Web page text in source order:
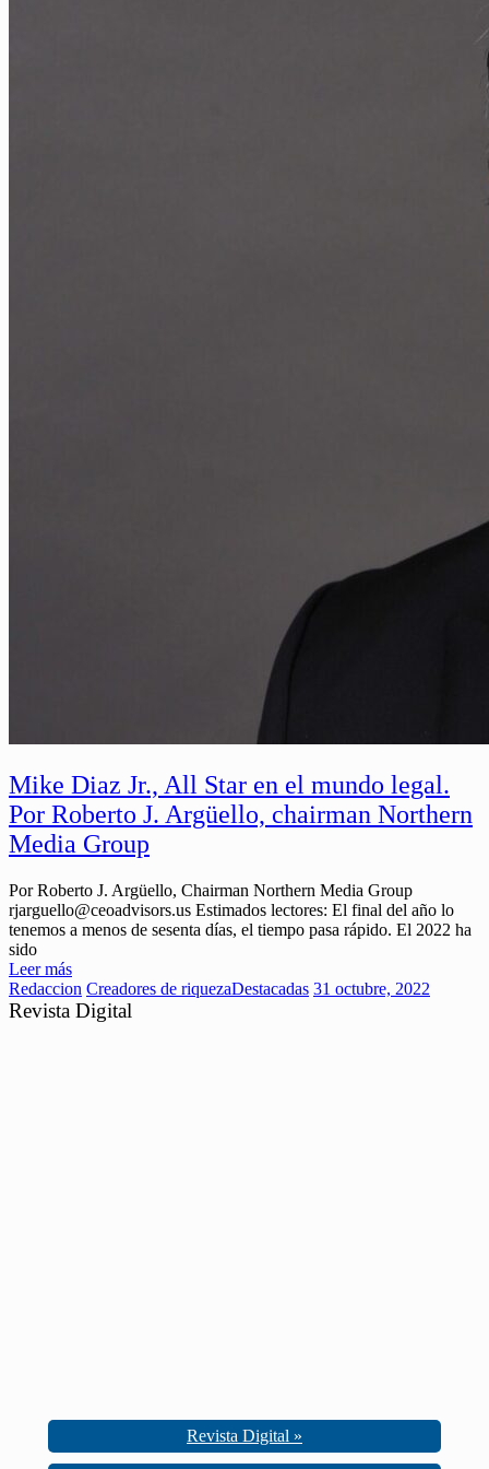
Mike Diaz Jr., All Star en el mundo legal.
Por Roberto J. Argüello, chairman Northern
Media Group
Por Roberto J. Argüello, Chairman Northern Media Group
rjarguello@ceoadvisors.us Estimados lectores: El final del año lo
tenemos a menos de sesenta días, el tiempo pasa rápido. El 2022 ha
sido
Leer más
Redaccion Creadores de riquezaDestacadas 31 octubre, 2022
Revista Digital
Revista Digital »